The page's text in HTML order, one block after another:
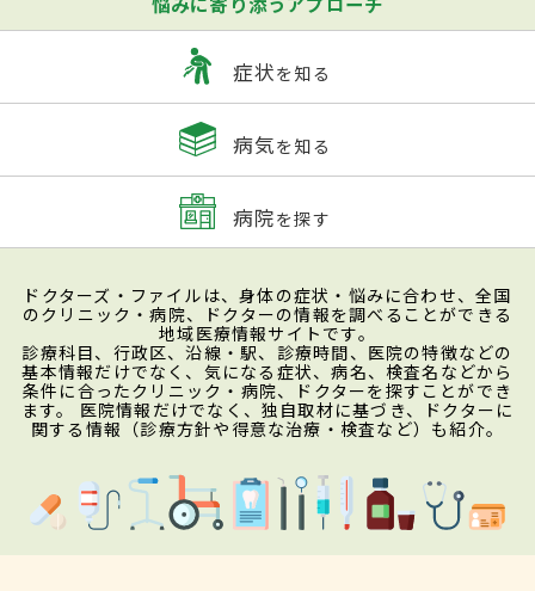
症状を知る
病気を知る
病院を探す
ドクターズ・ファイルは、身体の症状・悩みに合わせ、全国
のクリニック・病院、ドクターの情報を調べることができる
地域医療情報サイトです。
診療科目、行政区、沿線・駅、診療時間、医院の特徴などの
基本情報だけでなく、気になる症状、病名、検査名などから
条件に合ったクリニック・病院、ドクターを探すことができ
ます。 医院情報だけでなく、独自取材に基づき、ドクターに
関する情報（診療方針や得意な治療・検査など）も紹介。